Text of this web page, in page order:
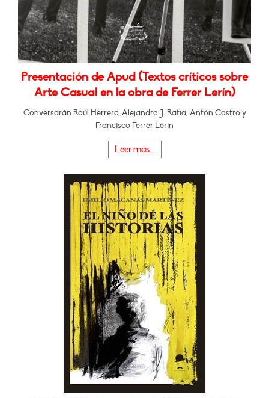
Presentación de Apud (Textos críticos sobre
Arte Casual en la obra de Ferrer Lerín)
Conversarán Raúl Herrero, Alejandro J. Ratia, Antón Castro y
Francisco Ferrer Lerín
Leer más...